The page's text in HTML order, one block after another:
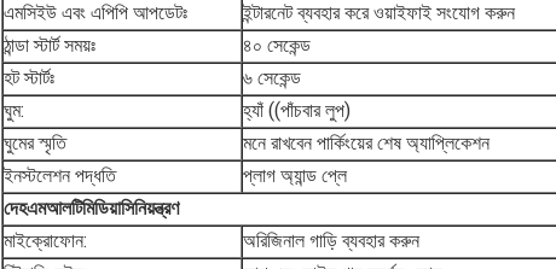
এমসিইউ এবং এপিপি আপডেটঃ
ইন্টারনেট ব্যবহার করে ওয়াইফাই সংযোগ করুন
ঠান্ডা স্টার্ট সময়ঃ
৪০ সেকেন্ড
হট স্টার্টঃ
৬ সেকেন্ড
ঘুম:
হ্যাঁ ((পাঁচবার লুপ)
ঘুমের স্মৃতি
মনে রাখবেন পার্কিংয়ের শেষ অ্যাপ্লিকেশন
ইনস্টলেশন পদ্ধতি
প্লাগ অ্যান্ড প্লে
দেহএমআলটিমিডিয়াসিনিয়ন্ত্রণ
মাইক্রোফোন:
অরিজিনাল গাড়ি ব্যবহার করুন